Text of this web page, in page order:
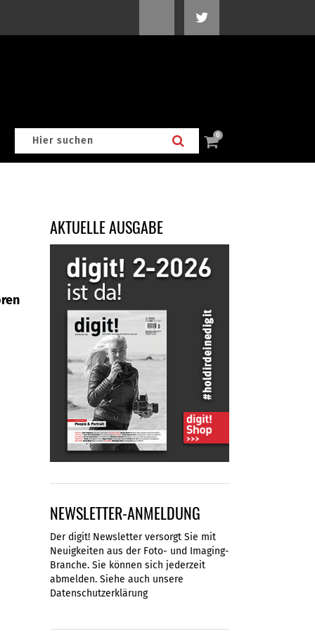
0
AKTUELLE AUSGABE
NEWSLETTER-ANMELDUNG
Der digit! Newsletter versorgt Sie mit
Neuigkeiten aus der Foto- und Imaging-
Branche. Sie können sich jederzeit
abmelden. Siehe auch unsere
Datenschutzerklärung